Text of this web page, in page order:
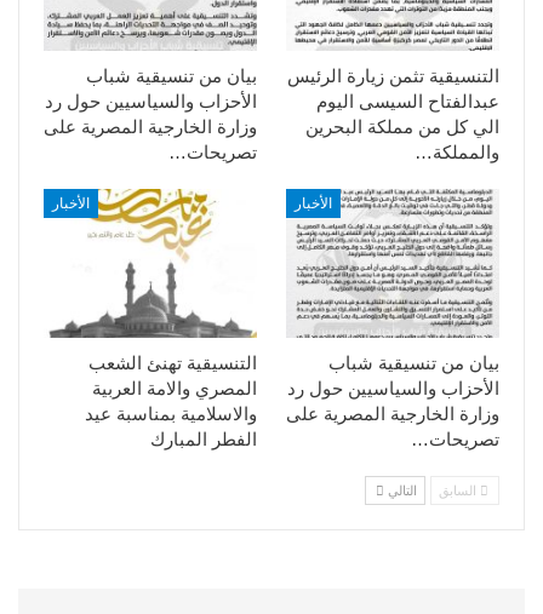
بيان من تنسيقية شباب
الأحزاب والسياسيين حول رد
وزارة الخارجية المصرية على
تصريحات…
التنسيقية تثمن زيارة الرئيس
عبدالفتاح السيسى اليوم
الي كل من مملكة البحرين
والمملكة…
الأخبار
التنسيقية تهنئ الشعب
المصري والامة العربية
والاسلامية بمناسبة عيد
الفطر المبارك
الأخبار
بيان من تنسيقية شباب
الأحزاب والسياسيين حول رد
وزارة الخارجية المصرية على
تصريحات…
السابق التالي